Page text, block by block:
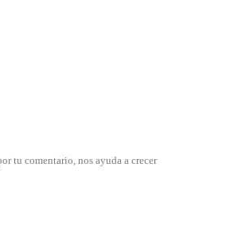
tu comentario, nos ayuda a crecer